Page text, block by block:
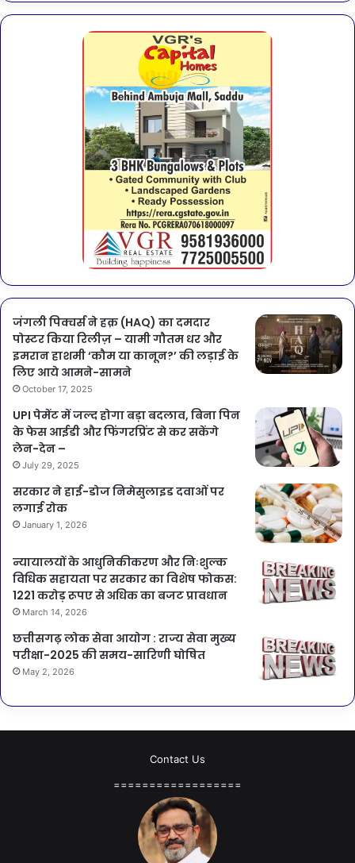
जंगली पिक्चर्स ने हक़ (HAQ) का दमदार
पोस्टर किया रिलीज़ – यामी गौतम धर और
इमरान हाशमी ‘कौम या कानून?’ की लड़ाई के
लिए आये आमने-सामने
October 17, 2025
UPI पेमेंट में जल्द होगा बड़ा बदलाव, बिना पिन
के फेस आईडी और फिंगरप्रिंट से कर सकेंगे
लेन-देन –
July 29, 2025
सरकार ने हाई-डोज निमेसुलाइड दवाओं पर
लगाई रोक
January 1, 2026
न्यायालयों के आधुनिकीकरण और निःशुल्क
विधिक सहायता पर सरकार का विशेष फोकस:
1221 करोड़ रूपए से अधिक का बजट प्रावधान
March 14, 2026
छत्तीसगढ़ लोक सेवा आयोग : राज्य सेवा मुख्य
परीक्षा-2025 की समय-सारिणी घोषित
May 2, 2026
Contact Us
==================